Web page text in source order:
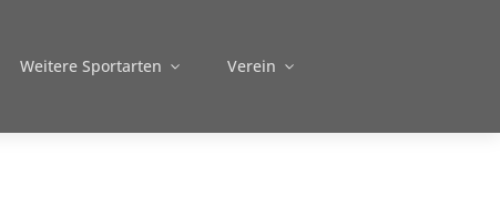
Weitere Sportarten Verein